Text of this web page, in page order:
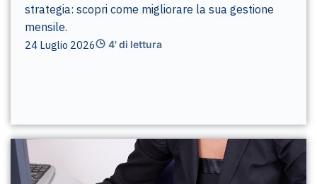
strategia: scopri come migliorare la sua gestione
mensile.
24 Luglio 2026 4' di lettura